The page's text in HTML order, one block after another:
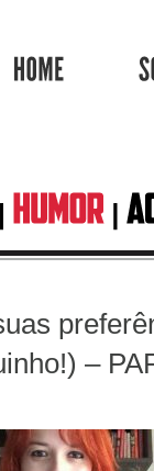
–